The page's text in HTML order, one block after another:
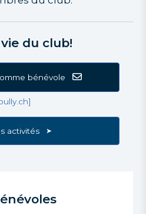
du club!
bénévole
activités